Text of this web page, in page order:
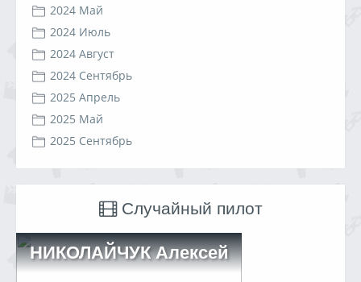
2024 Май
2024 Июль
2024 Август
2024 Сентябрь
2025 Апрель
2025 Май
2025 Сентябрь
Случайный пилот
НИКОЛАЙЧУК Алексей